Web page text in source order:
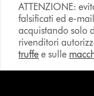
ATTENZIONE:
falsificati ed e-
acquistando solo
rivenditori
truffe e sulle